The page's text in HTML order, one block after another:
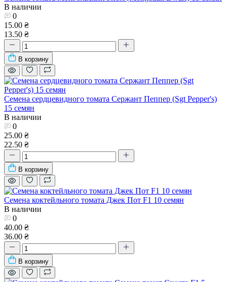
В наличии
0
15.00 ₴
13.50 ₴
В корзину
Семена сердцевидного томата Сержант Пеппер (Sgt Pepper's)
15 семян
В наличии
0
25.00 ₴
22.50 ₴
В корзину
Семена коктейльного томата Джек Пот F1 10 семян
В наличии
0
40.00 ₴
36.00 ₴
В корзину